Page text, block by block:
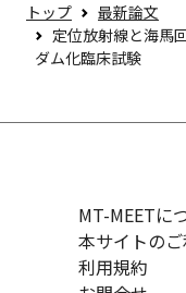
トップ
最新論文
定位放射線と海馬
ダム化臨床試験
MT-MEETに
本サイトの
利用規約